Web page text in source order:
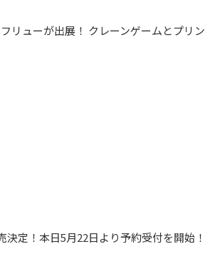
リューが出展！ クレーンゲームとプリン
決定！本日5月22日より予約受付を開始！